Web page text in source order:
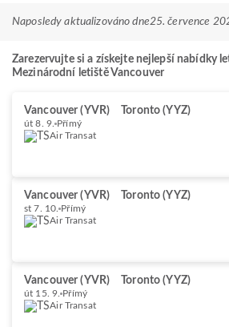
Naposledy aktualizováno dne25. července
Zarezervujte si a získejte nejlepší nabídky
Mezinárodní letiště Vancouver
Vancouver (YVR) Toronto (YYZ)
út 8. 9. Přímý
Air Transat
Vancouver (YVR) Toronto (YYZ)
st 7. 10. Přímý
Air Transat
Vancouver (YVR) Toronto (YYZ)
út 15. 9. Přímý
Air Transat